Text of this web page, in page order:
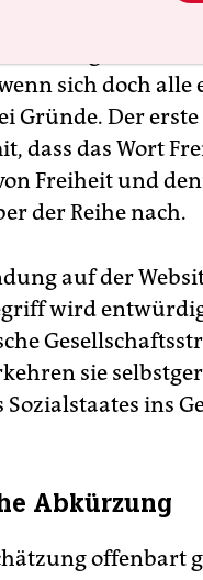
sich doch alle
Gründe. Der
dass das Wort
Freiheit und
der Reihe nach.
auf der
wird
sie
Sozialstaates ins
Abkürzung
offenbart